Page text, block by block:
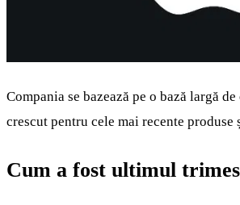
Compania se bazează pe o bază largă
crescut pentru cele mai recente
Cum a fost ultimul